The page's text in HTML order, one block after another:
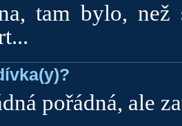
tam bylo,
pořádná, ale